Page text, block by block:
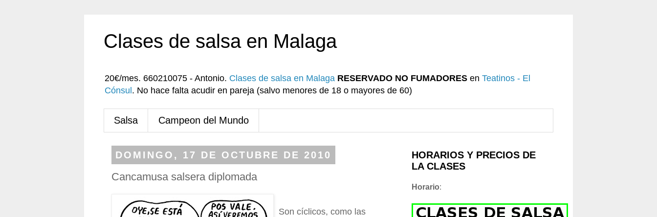
Clases de salsa en Malaga
20€/mes. 660210075 - Antonio. Clases de salsa en Malaga RESERVADO NO FUMADORES en Teatinos - El
Cónsul . No hace falta acudir en pareja (salvo menores de 18 o mayores de 60)
Salsa Campeon del Mundo
DOMINGO, 17 DE OCTUBRE DE 2010
Cancamusa salsera diplomada
Son cíclicos, como las
HORARIOS Y PRECIOS DE
LA CLASES
Horario: